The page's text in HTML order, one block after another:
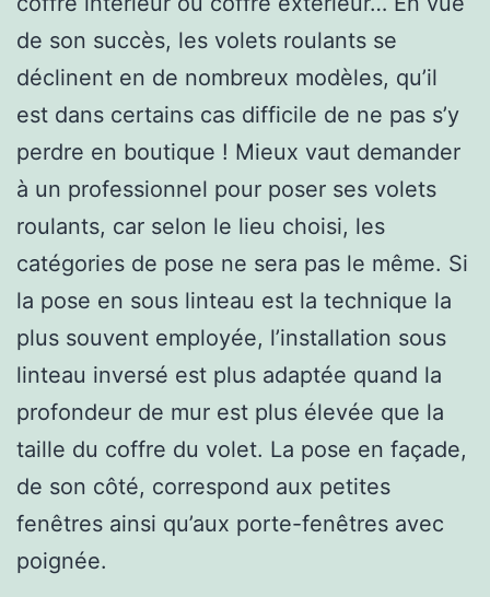
de son succès, les volets roulants se
déclinent en de nombreux modèles, qu’il
est dans certains cas difficile de ne pas s’y
perdre en boutique ! Mieux vaut demander
à un professionnel pour poser ses volets
roulants, car selon le lieu choisi, les
catégories de pose ne sera pas le même. Si
la pose en sous linteau est la technique la
plus souvent employée, l’installation sous
linteau inversé est plus adaptée quand la
profondeur de mur est plus élevée que la
taille du coffre du volet. La pose en façade,
de son côté, correspond aux petites
fenêtres ainsi qu’aux porte-fenêtres avec
poignée.